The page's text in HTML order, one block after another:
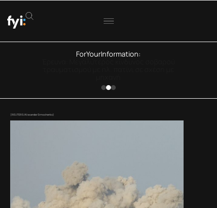
ForYourInformation:
(REUTERS/Alexander Ermochenko)